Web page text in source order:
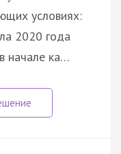
условиях:
2020 года
начале ка…